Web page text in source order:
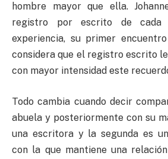
hombre mayor que ella.
registro por escrito de cada
experiencia, su primer
considera que el registro escrito
con mayor intensidad este
Todo cambia cuando decir
abuela y posteriormente con su
una escritora y la segunda es
con la que mantiene una